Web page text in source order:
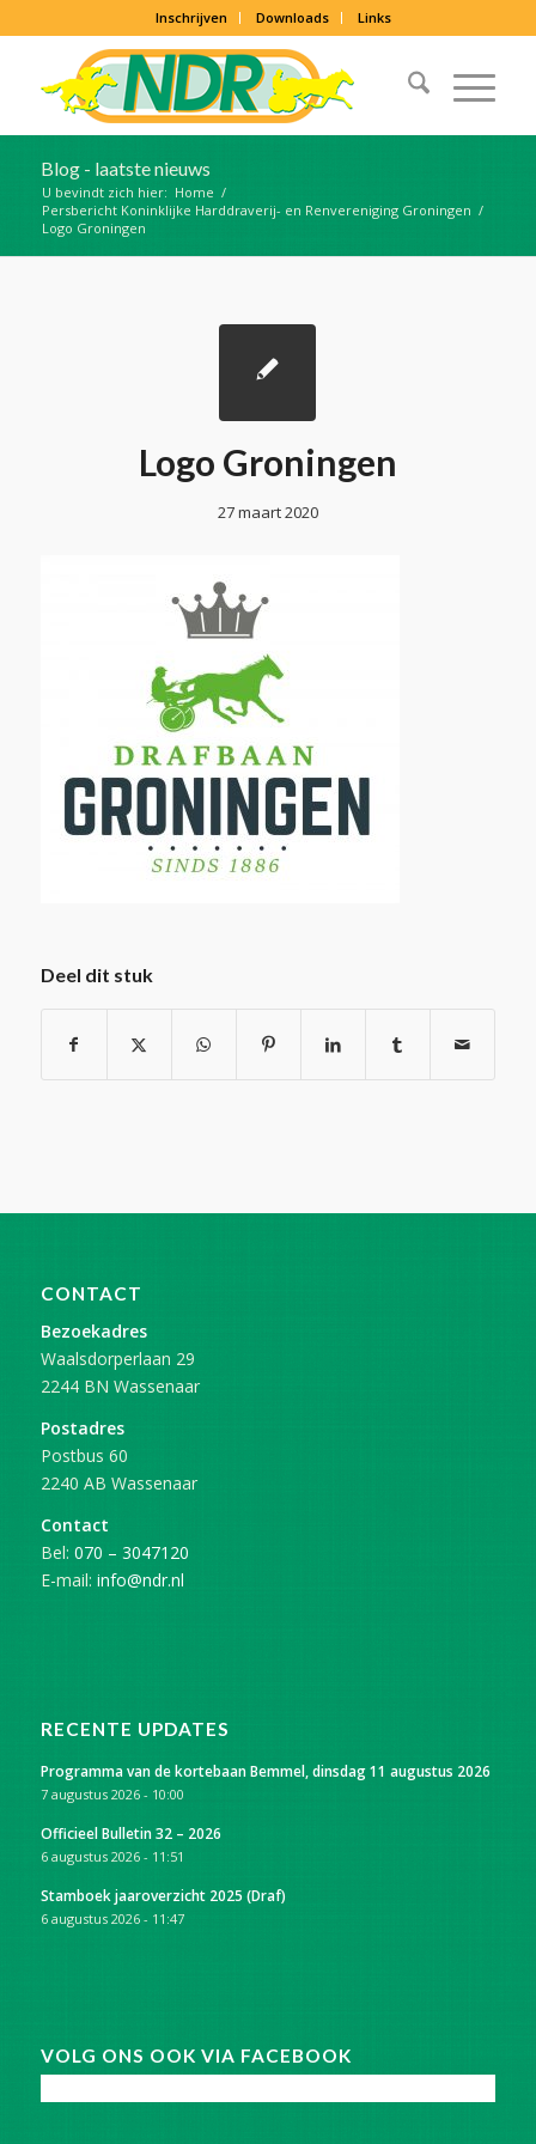
Inschrijven Downloads Links
Blog - laatste nieuws
U bevindt zich hier: Home /
Persbericht Koninklijke Harddraverij- en Renvereniging Groningen /
Logo Groningen
Logo Groningen
27 maart 2020
Deel dit stuk
CONTACT
Bezoekadres
Waalsdorperlaan 29
2244 BN Wassenaar
Postadres
Postbus 60
2240 AB Wassenaar
Contact
Bel: 070 – 3047120
E-mail: info@ndr.nl
RECENTE UPDATES
Programma van de kortebaan Bemmel, dinsdag 11 augustus 2026
7 augustus 2026 - 10:00
Officieel Bulletin 32 – 2026
6 augustus 2026 - 11:51
Stamboek jaaroverzicht 2025 (Draf)
6 augustus 2026 - 11:47
VOLG ONS OOK VIA FACEBOOK